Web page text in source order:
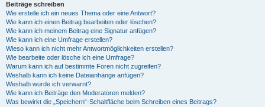
Beiträge schreiben
Wie erstelle ich ein neues Thema oder eine Antwort?
Wie kann ich einen Beitrag bearbeiten oder löschen?
Wie kann ich meinem Beitrag eine Signatur anfügen?
Wie kann ich eine Umfrage erstellen?
Wieso kann ich nicht mehr Antwortmöglichkeiten erstellen?
Wie bearbeite oder lösche ich eine Umfrage?
Warum kann ich auf bestimmte Foren nicht zugreifen?
Weshalb kann ich keine Dateianhänge anfügen?
Weshalb wurde ich verwarnt?
Wie kann ich Beiträge den Moderatoren melden?
Was bewirkt die „Speichern“-Schaltfläche beim Schreiben eines Beitrags?